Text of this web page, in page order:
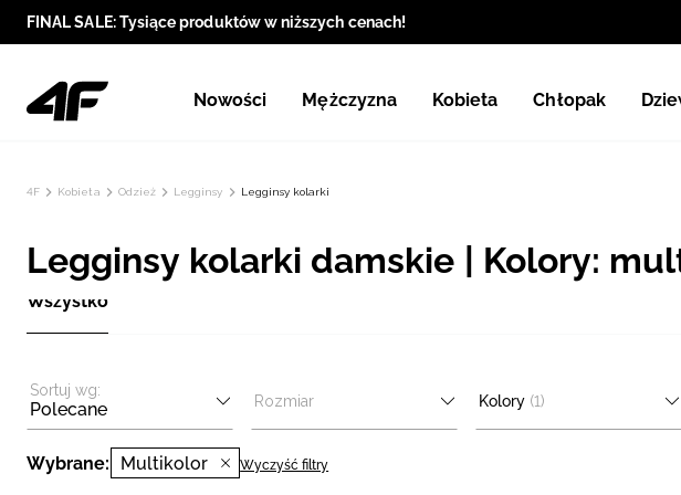
FINAL SALE: Tysiące produktów w niższych cenach!
Nowości Mężczyzna Kobieta Chłopak
4F Kobieta Odzież Legginsy Legginsy kolarki
Legginsy kolarki damskie | Kolory:
Wszystko
Sortuj wg:
Polecane Rozmiar Kolory (1)
Wybrane: Multikolor Wyczyść filtry